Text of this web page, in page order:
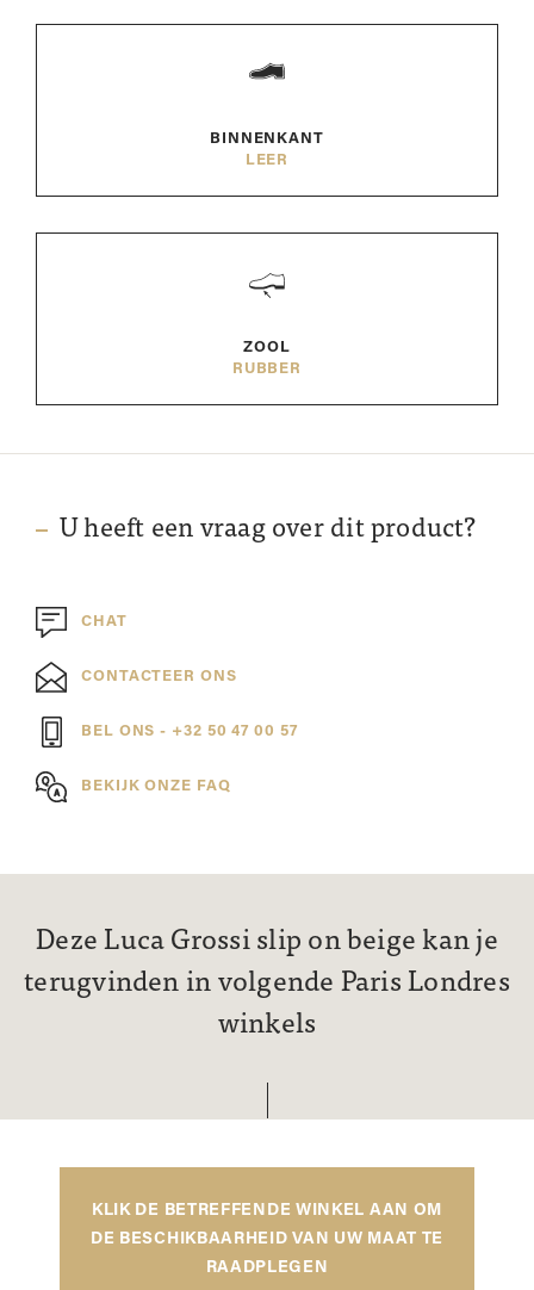
BINNENKANT
LEER
ZOOL
RUBBER
U heeft een vraag over dit product?
CHAT
CONTACTEER ONS
BEL ONS - +32 50 47 00 57
BEKIJK ONZE FAQ
Deze Luca Grossi slip on beige kan je
terugvinden in volgende Paris Londres
winkels
KLIK DE BETREFFENDE WINKEL AAN OM
DE BESCHIKBAARHEID VAN UW MAAT TE
RAADPLEGEN